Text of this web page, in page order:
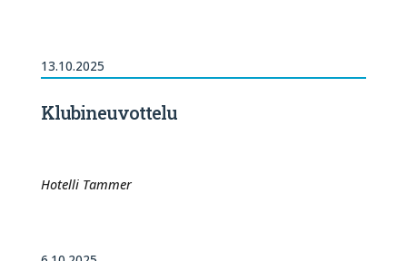
13.10.2025
Klubineuvottelu
Hotelli Tammer